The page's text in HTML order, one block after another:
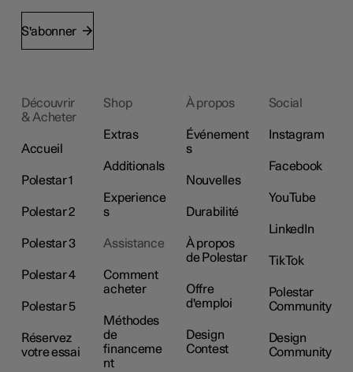
S'abonner
Découvrir
& Acheter
Accueil
Polestar 1
Polestar 2
Polestar 3
Polestar 4
Polestar 5
Réservez
votre essai
Shop
Extras
Additionals
Experience
s
Assistance
Comment
acheter
Méthodes
de
financeme
nt
À propos
Événement
s
Nouvelles
Durabilité
À propos
de Polestar
Offre
d'emploi
Design
Contest
Social
Instagram
Facebook
YouTube
LinkedIn
TikTok
Polestar
Community
Design
Community